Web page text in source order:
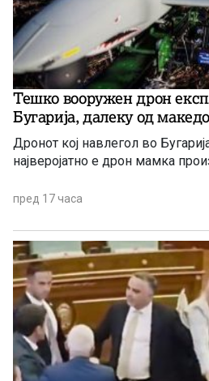
Тешко вооружен дрон
Бугарија, далеку од
Дронот кој навлегол во
најверојатно е дрон мамка
пред 17 часа